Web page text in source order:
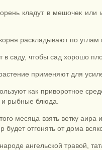
кладут в мешочек или
раскладывают по
саду, чтобы сад хорошо
применяют для
как приворотное
рыбные блюда.
месяца взять ветку
будет отгонять от дома
ангельской травой,